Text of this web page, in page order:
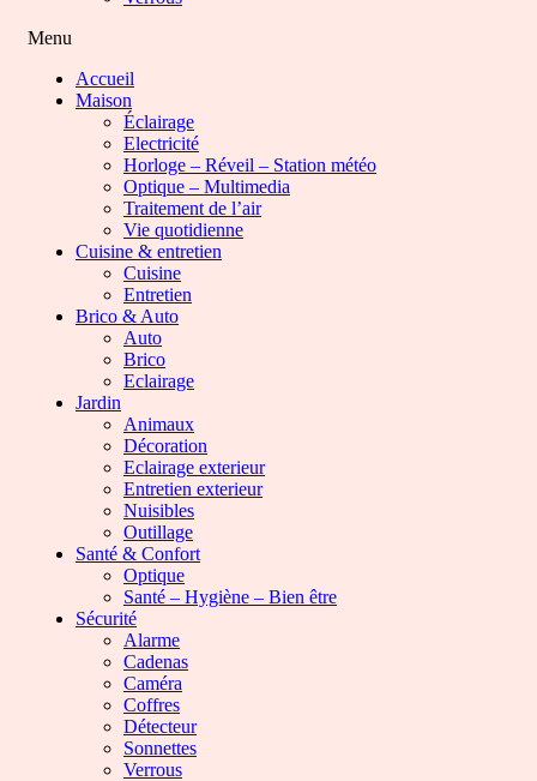
Menu
Accueil
Maison
Éclairage
Electricité
Horloge – Réveil – Station météo
Optique – Multimedia
Traitement de l’air
Vie quotidienne
Cuisine & entretien
Cuisine
Entretien
Brico & Auto
Auto
Brico
Eclairage
Jardin
Animaux
Décoration
Eclairage exterieur
Entretien exterieur
Nuisibles
Outillage
Santé & Confort
Optique
Santé – Hygiène – Bien être
Sécurité
Alarme
Cadenas
Caméra
Coffres
Détecteur
Sonnettes
Verrous